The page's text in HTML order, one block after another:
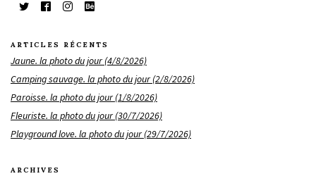
ARTICLES RÉCENTS
Jaune. la photo du jour (4/8/2026)
Camping sauvage. la photo du jour (2/8/2026)
Paroisse. la photo du jour (1/8/2026)
Fleuriste. la photo du jour (30/7/2026)
Playground love. la photo du jour (29/7/2026)
ARCHIVES